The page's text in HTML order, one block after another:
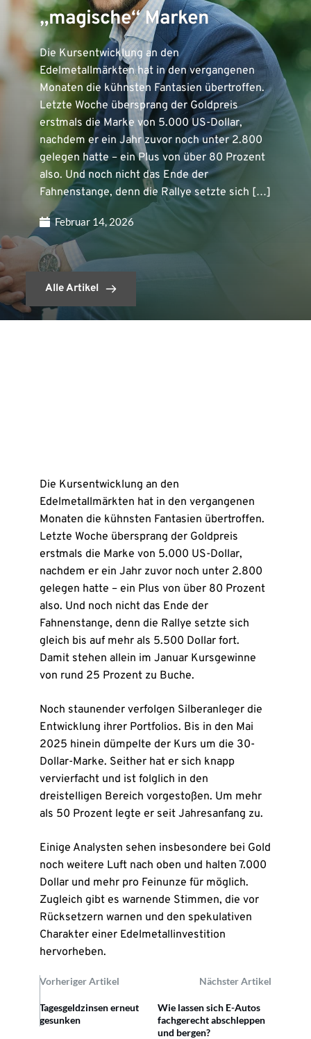
„magische“ Marken
Die Kursentwicklung an den
Edelmetallmärkten hat in den vergangenen
Monaten die kühnsten Fantasien übertroffen.
Letzte Woche übersprang der Goldpreis
erstmals die Marke von 5.000 US-Dollar,
nachdem er ein Jahr zuvor noch unter 2.800
gelegen hatte – ein Plus von über 80 Prozent
also. Und noch nicht das Ende der
Fahnenstange, denn die Rallye setzte sich […]
Februar 14, 2026
Alle Artikel
Die Kursentwicklung an den
Edelmetallmärkten hat in den vergangenen
Monaten die kühnsten Fantasien übertroffen.
Letzte Woche übersprang der Goldpreis
erstmals die Marke von 5.000 US-Dollar,
nachdem er ein Jahr zuvor noch unter 2.800
gelegen hatte – ein Plus von über 80 Prozent
also. Und noch nicht das Ende der
Fahnenstange, denn die Rallye setzte sich
gleich bis auf mehr als 5.500 Dollar fort.
Damit stehen allein im Januar Kursgewinne
von rund 25 Prozent zu Buche.
Noch staunender verfolgen Silberanleger die
Entwicklung ihrer Portfolios. Bis in den Mai
2025 hinein dümpelte der Kurs um die 30-
Dollar-Marke. Seither hat er sich knapp
vervierfacht und ist folglich in den
dreistelligen Bereich vorgestoßen. Um mehr
als 50 Prozent legte er seit Jahresanfang zu.
Einige Analysten sehen insbesondere bei Gold
noch weitere Luft nach oben und halten 7.000
Dollar und mehr pro Feinunze für möglich.
Zugleich gibt es warnende Stimmen, die vor
Rücksetzern warnen und den spekulativen
Charakter einer Edelmetallinvestition
hervorheben.
Vorheriger Artikel Nächster Artikel
Tagesgeldzinsen erneut
gesunken
Wie lassen sich E-Autos
fachgerecht abschleppen
und bergen?